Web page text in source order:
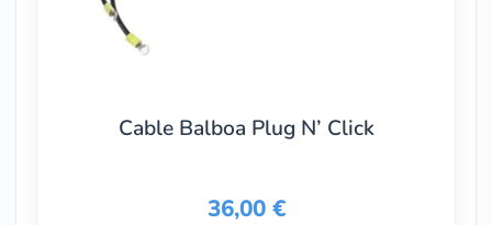
Cable Balboa Plug N’ Click
36,00 €